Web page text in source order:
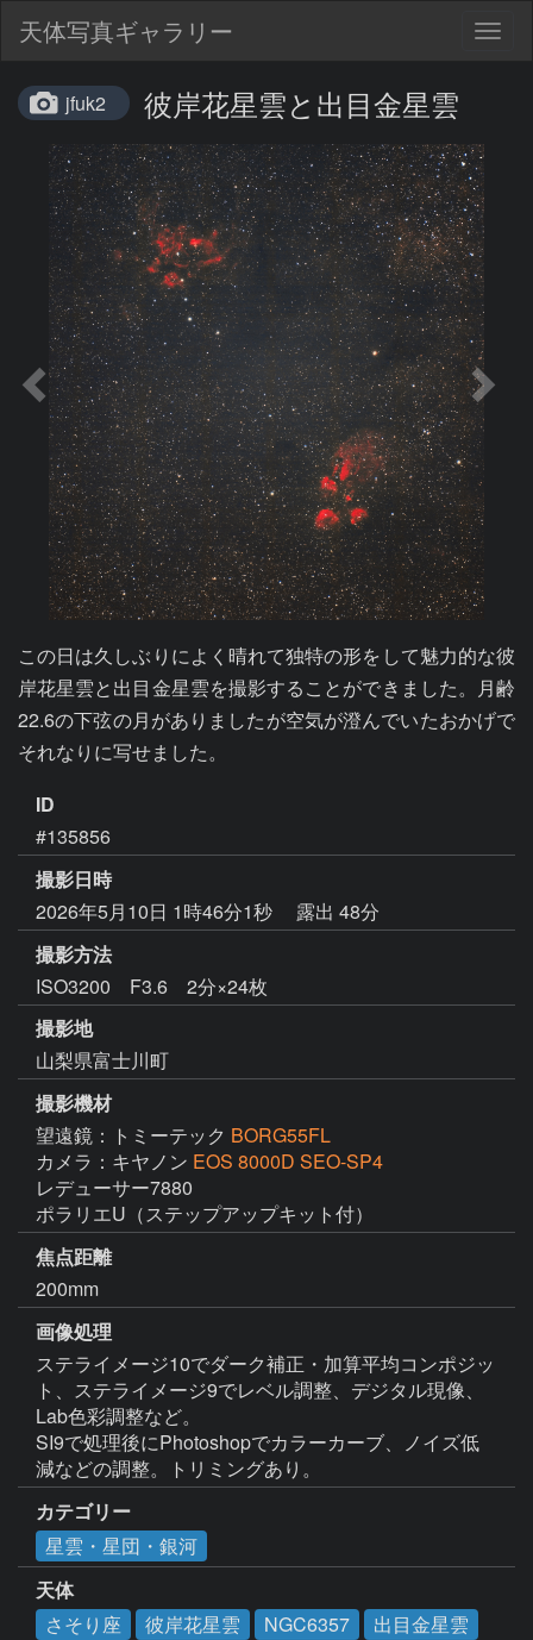
天体写真ギャラリー
jfuk2 彼岸花星雲と出目金星雲
この日は久しぶりによく晴れて独特の形をして魅力的な彼
岸花星雲と出目金星雲を撮影することができました。月齢
22.6の下弦の月がありましたが空気が澄んでいたおかげで
それなりに写せました。
ID
#135856
撮影日時
2026年5月10日 1時46分1秒
露出 48分
撮影方法
ISO3200 F3.6 2分×24枚
撮影地
山梨県富士川町
撮影機材
望遠鏡：トミーテック BORG55FL
カメラ：キヤノン EOS 8000D SEO-SP4
レデューサー7880
ポラリエU（ステップアップキット付）
焦点距離
200mm
画像処理
ステライメージ10でダーク補正・加算平均コンポジッ
ト、ステライメージ9でレベル調整、デジタル現像、
Lab色彩調整など。
SI9で処理後にPhotoshopでカラーカーブ、ノイズ低
減などの調整。トリミングあり。
カテゴリー
星雲・星団・銀河
天体
さそり座
彼岸花星雲 NGC6357
出目金星雲